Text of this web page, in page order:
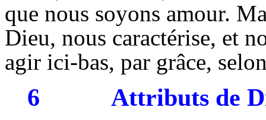
que nous soyons amour.
Dieu, nous caractérise, et
agir ici-bas, par grâce,
6 Attributs de